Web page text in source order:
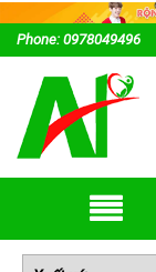
Phone: 0978049496